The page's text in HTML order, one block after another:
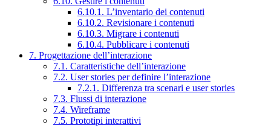
6.10.1. L’inventario dei contenuti
6.10.2. Revisionare i contenuti
6.10.3. Migrare i contenuti
6.10.4. Pubblicare i contenuti
7. Progettazione dell’interazione
7.1. Caratteristiche dell’interazione
7.2. User stories per definire l’interazione
7.2.1. Differenza tra scenari e user stories
7.3. Flussi di interazione
7.4. Wireframe
7.5. Prototipi interattivi